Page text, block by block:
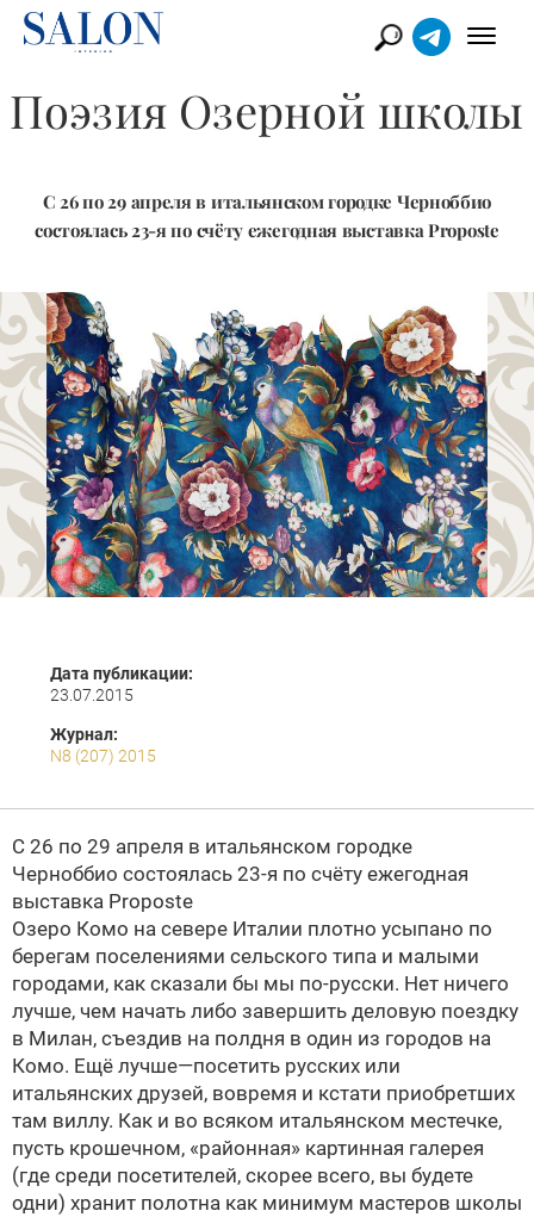
Поэзия Озерной школы
С 26 по 29 апреля в итальянском городке Черноббио
состоялась 23-я по счёту ежегодная выставка Proposte
Дата публикации:
23.07.2015
Журнал:
N8 (207) 2015
С 26 по 29 апреля в итальянском городке
Черноббио состоялась 23-я по счёту ежегодная
выставка Proposte
Озеро Комо на севере Италии плотно усыпано по
берегам поселениями сельского типа и малыми
городами, как сказали бы мы по-русски. Нет ничего
лучше, чем начать либо завершить деловую поездку
в Милан, съездив на полдня в один из городов на
Комо. Ещё лучше—посетить русских или
итальянских друзей, вовремя и кстати приобретших
там виллу. Как и во всяком итальянском местечке,
пусть крошечном, «районная» картинная галерея
(где среди посетителей, скорее всего, вы будете
одни) хранит полотна как минимум мастеров школы